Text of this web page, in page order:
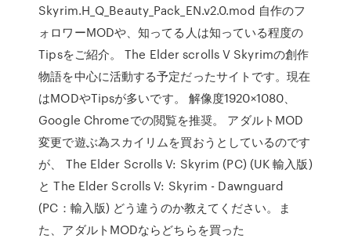
Skyrim.H_Q_Beauty_Pack_EN.v2.0.mod 自作のフ
ォロワーMODや、知ってる人は知っている程度の
Tipsをご紹介。 The Elder scrolls V Skyrimの創作
物語を中心に活動する予定だったサイトです。現在
はMODやTipsが多いです。 解像度1920×1080、
Google Chromeでの閲覧を推奨。 アダルトMOD
変更で遊ぶ為スカイリムを買おうとしているのです
が、 The Elder Scrolls V: Skyrim (PC) (UK 輸入版)
と The Elder Scrolls V: Skyrim - Dawnguard
(PC：輸入版) どう違うのか教えてください。ま
た、アダルトMODならどちらを買った